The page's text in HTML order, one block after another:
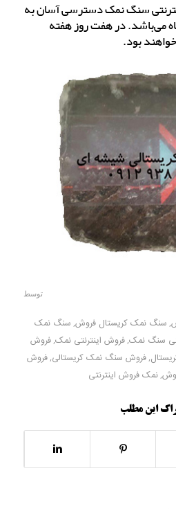
سنگ نمک دسترسی آسان به
می‌باشد. در هفت روز هفته
بود.
توسط
, سنگ نمک کریستال فروش, سنگ نمک
سنگ نمک, فروش اینترنتی نمک, فروش
,فروش سنگ نمک کریستالی,فروش
,نمک فروش اینترنتی
این مطلب